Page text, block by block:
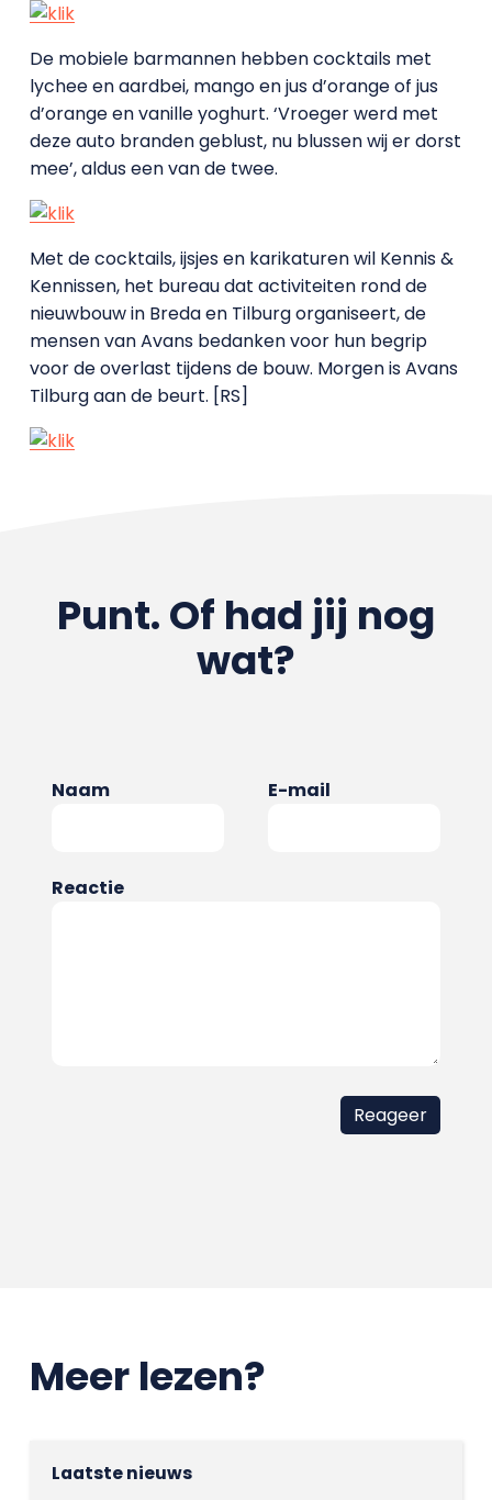
De mobiele barmannen hebben cocktails met
lychee en aardbei, mango en jus d’orange of jus
d’orange en vanille yoghurt. ‘Vroeger werd met
deze auto branden geblust, nu blussen wij er dorst
mee’, aldus een van de twee.
Met de cocktails, ijsjes en karikaturen wil Kennis &
Kennissen, het bureau dat activiteiten rond de
nieuwbouw in Breda en Tilburg organiseert, de
mensen van Avans bedanken voor hun begrip
voor de overlast tijdens de bouw. Morgen is Avans
Tilburg aan de beurt. [RS]
Punt. Of had jij nog
wat?
Naam E-mail
Reactie
Meer lezen?
Laatste nieuws